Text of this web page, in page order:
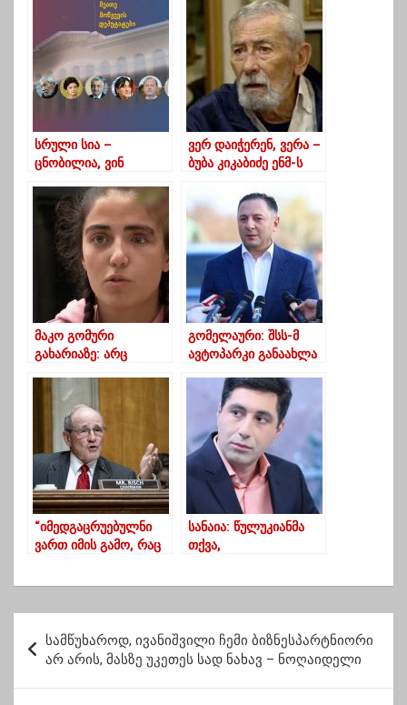
დავტოვეთ
უმუშევარი ჩემი
გჯერა? “- გვარამია
კვირიკაშვილი
არჩევნებზე
სრული სია –
ცნობილია, ვინ
მოწვევის
პარლამენტის
დეპუტატები
ვერ დაიჭერენ, ვერა –
ბუბა კიკაბიძე ენმ-ს
მაკო გომური
გახარიაზე: არც
ივნისზე არ უგია პასუხი
გომელაური: შსს-მ
ავტოპარკი განაახლა
ავტომობილის შეძენას
გეგმავს
“იმედგაცრუებულნი
ვართ იმის გამო, რაც
სანაია: წულუკიანმა
თქვა,
ო
ს
სამწუხაროდ, ივანიშვილი ჩემი ბიზნესპარტნიორი
არ არის, მასზე უკეთეს სად ნახავ – ნოღაიდელი